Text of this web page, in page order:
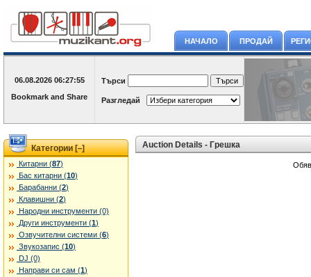
НАЧАЛО ПРОДАЙ
06.08.2026 06:27:55 Търси
Разгледай
Категории [–]
Китарни (87)
Бас китарни (10)
Барабанни (2)
Клавишни (2)
Народни инструменти (0)
Други инструменти (1)
Озвучителни системи (6)
Звукозапис (10)
DJ (0)
Направи си сам (1)
Auction Details - Грешка